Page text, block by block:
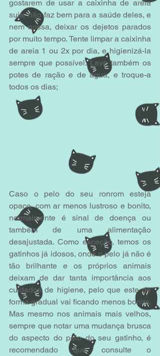
gostarem de usar a caixinha de areia
suja, não faz bem para a saúde deles, e
nem nossa, deixar os dejetos parados
por muito tempo. Tente limpar a caixinha
de areia 1 ou 2x por dia, e higienizá-la
sempre que possível. Lave também os
potes de ração e de água, e troque-a
todos os dias;
Caso o pelo do seu ronrom esteja
opaco, com ar menos lustroso e bonito,
normalmente é sinal de doença ou
também de uma alimentação
desajustada. Como exceção, temos os
gatinhos já idosos, onde o pelo já não é
tão brilhante e os próprios animais
deixam de dar tanta importância aos
cuidados de higiene, pelo que este de
forma gradual vai ficando menos bonito.
Mas mesmo nos animais mais velhos,
sempre que notar uma mudança brusca
do aspecto do pelo do seu gatinho, é
recomendado que consulte o